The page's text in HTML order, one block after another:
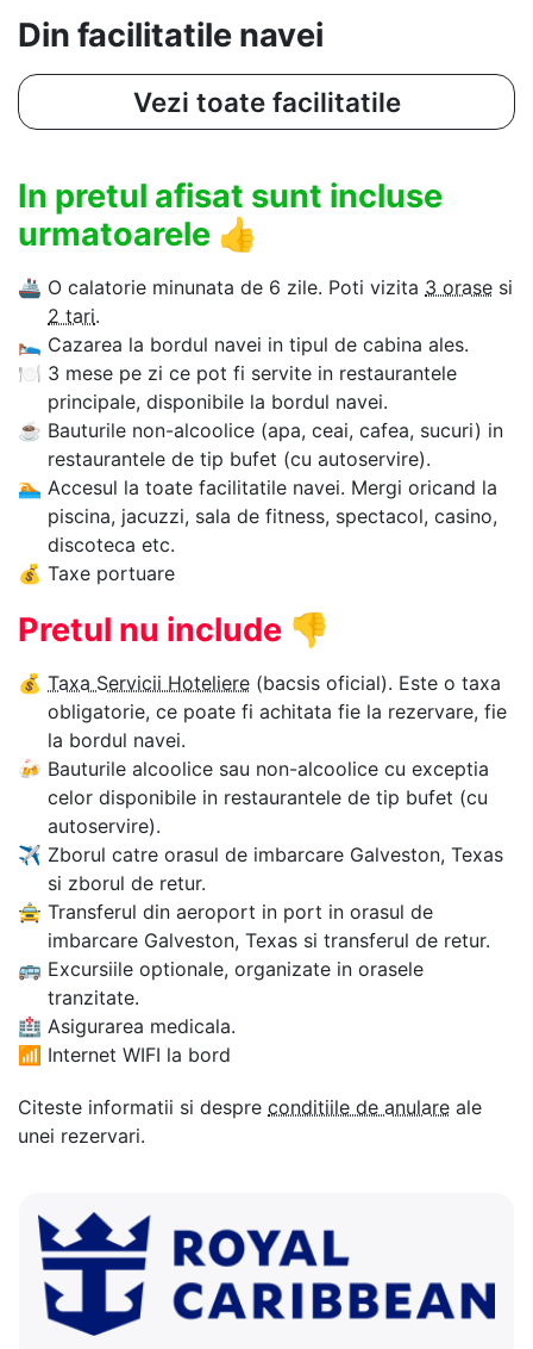
Din facilitatile navei
Vezi toate facilitatile
In pretul afisat sunt incluse
urmatoarele 👍
🚢 O calatorie minunata de 6 zile. Poti vizita 3 orase si
2 tari.
🛌 Cazarea la bordul navei in tipul de cabina ales.
🍽 3 mese pe zi ce pot fi servite in restaurantele
principale, disponibile la bordul navei.
☕ Bauturile non-alcoolice (apa, ceai, cafea, sucuri) in
restaurantele de tip bufet (cu autoservire).
🏊‍ Accesul la toate facilitatile navei. Mergi oricand la
piscina, jacuzzi, sala de fitness, spectacol, casino,
discoteca etc.
💰 Taxe portuare
Pretul nu include 👎
💰 Taxa Servicii Hoteliere (bacsis oficial). Este o taxa
obligatorie, ce poate fi achitata fie la rezervare, fie
la bordul navei.
🍻 Bauturile alcoolice sau non-alcoolice cu exceptia
celor disponibile in restaurantele de tip bufet (cu
autoservire).
✈ Zborul catre orasul de imbarcare Galveston, Texas
si zborul de retur.
🚖 Transferul din aeroport in port in orasul de
imbarcare Galveston, Texas si transferul de retur.
🚌 Excursiile optionale, organizate in orasele
tranzitate.
🏥 Asigurarea medicala.
📶 Internet WIFI la bord
Citeste informatii si despre conditiile de anulare ale
unei rezervari.